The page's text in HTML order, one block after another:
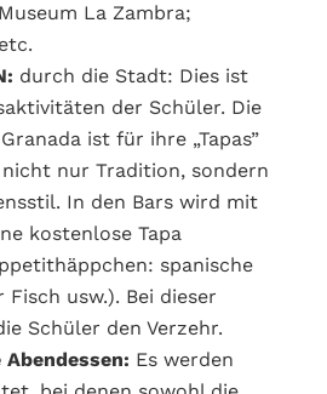
La Zambra;
durch die Stadt: Dies ist
der Schüler. Die
ist für ihre „Tapas”
nur Tradition, sondern
In den Bars wird mit
kostenlose Tapa
spanische
usw.). Bei dieser
Schüler den Verzehr.
Es werden